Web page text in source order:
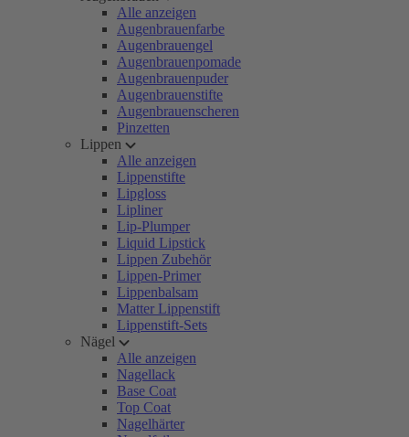
Alle anzeigen
Augenbrauenfarbe
Augenbrauengel
Augenbrauenpomade
Augenbrauenpuder
Augenbrauenstifte
Augenbrauenscheren
Pinzetten
Lippen
Alle anzeigen
Lippenstifte
Lipgloss
Lipliner
Lip-Plumper
Liquid Lipstick
Lippen Zubehör
Lippen-Primer
Lippenbalsam
Matter Lippenstift
Lippenstift-Sets
Nägel
Alle anzeigen
Nagellack
Base Coat
Top Coat
Nagelhärter